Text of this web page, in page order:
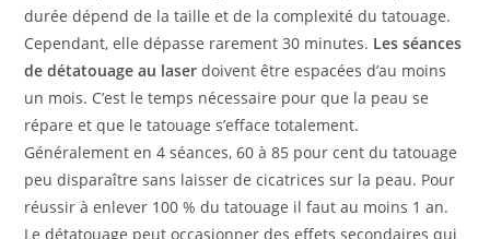
durée dépend de la taille et de la complexité du tatouage.
Cependant, elle dépasse rarement 30 minutes. Les séances
de détatouage au laser doivent être espacées d’au moins
un mois. C’est le temps nécessaire pour que la peau se
répare et que le tatouage s’efface totalement.
Généralement en 4 séances, 60 à 85 pour cent du tatouage
peu disparaître sans laisser de cicatrices sur la peau. Pour
réussir à enlever 100 % du tatouage il faut au moins 1 an.
Le détatouage peut occasionner des effets secondaires qui